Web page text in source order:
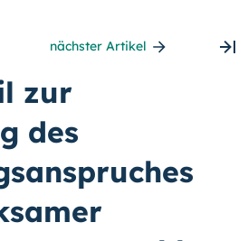
nächster Artikel
zur
des